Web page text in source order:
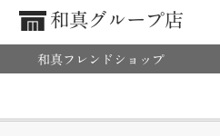
和真グループ店
和真フレンドショップ